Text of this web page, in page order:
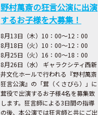
野村萬斎の狂言公演に出演
するお子様を大募集！
8月13日（木）10：00〜12：00
8月18日（火）10：00〜12：00
8月25日（火）16：00～18：00
8月26日（水） ギャラクシティ西新
井文化ホールで行われる『野村萬斎
狂言公演』の「茸（くさびら）」に
茸役で出演するお子様4名を募集致
します。狂言師による3日間の指導
の後、本公演では狂言師と共にご出